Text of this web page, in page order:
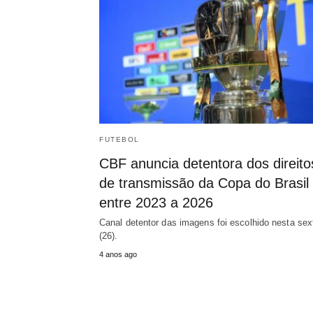
FUTEBOL
CBF anuncia detentora dos
de transmissão da Copa do Brasil
entre 2023 a 2026
Canal detentor das imagens foi escolhido nesta
(26).
4 anos ago